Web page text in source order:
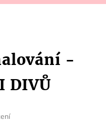
-
DIVŮ